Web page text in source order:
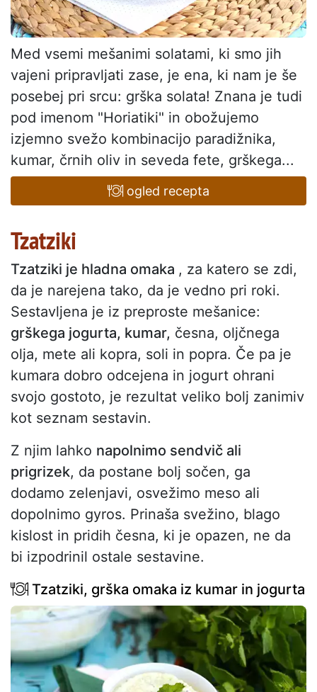
Med vsemi mešanimi solatami, ki smo jih
vajeni pripravljati zase, je ena, ki nam je še
posebej pri srcu: grška solata! Znana je tudi
pod imenom "Horiatiki" in obožujemo
izjemno svežo kombinacijo paradižnika,
kumar, črnih oliv in seveda fete, grškega...
ogled recepta
Tzatziki
Tzatziki je hladna omaka , za katero se zdi,
da je narejena tako, da je vedno pri roki.
Sestavljena je iz preproste mešanice:
grškega jogurta, kumar, česna, oljčnega
olja, mete ali kopra, soli in popra. Če pa je
kumara dobro odcejena in jogurt ohrani
svojo gostoto, je rezultat veliko bolj zanimiv
kot seznam sestavin.
Z njim lahko napolnimo sendvič ali
prigrizek, da postane bolj sočen, ga
dodamo zelenjavi, osvežimo meso ali
dopolnimo gyros. Prinaša svežino, blago
kislost in pridih česna, ki je opazen, ne da
bi izpodrinil ostale sestavine.
Tzatziki, grška omaka iz kumar in jogurta